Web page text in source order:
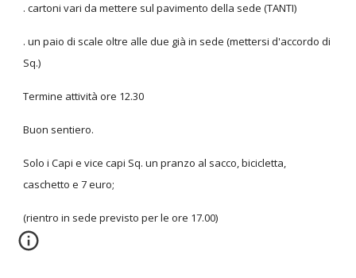
. cartoni vari da mettere sul pavimento della sede (TANTI)
. un paio di scale oltre alle due già in sede (mettersi d'accordo di
Sq.)
Termine attività ore 12.30
Buon sentiero.
Solo i Capi e vice capi Sq. un pranzo al sacco, bicicletta,
caschetto e 7 euro;
(rientro in sede previsto per le ore 17.00)